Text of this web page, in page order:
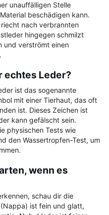
unauffälligen Stelle
beschädigen kann.
nach verbrannten
hingegen schmilzt
und verströmt einen
echtes Leder?
ist das sogenannte
mit einer Tierhaut, das oft
ist. Dieses Zeichen ist
kann gefälscht sein.
physischen Tests wie
den Wassertropfen-Test, um
wenn es
schau dir die
ist fein und glatt,